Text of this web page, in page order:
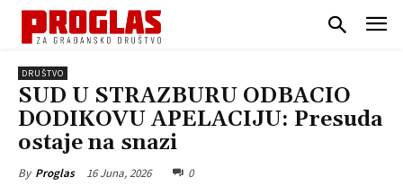
DRUŠTVO
SUD U STRAZBURU ODBACIO
DODIKOVU APELACIJU: Presuda
ostaje na snazi
By Proglas 16 Juna, 2026 0